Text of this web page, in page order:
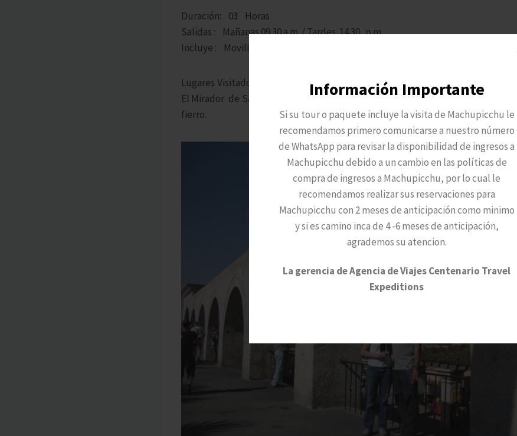
Información Importante
Si su tour o paquete incluye la visita de Machupicchu le
recomendamos primero comunicarse a nuestro número
de WhatsApp para revisar la disponibilidad de ingresos a
Machupicchu debido a un cambio en las políticas de
compra de ingresos a Machupicchu, por lo cual le
recomendamos realizar sus reservaciones para
Machupicchu con 2 meses de anticipación como minimo
y si es camino inca de 4 -6 meses de anticipación,
agrademos su atencion.
La gerencia de Agencia de Viajes Centenario Travel
Expeditions
Duración: 03 Horas
Salidas : Mañanas 09.30 a.m. / Tardes 14.30 p.m.
Incluye : Movilidad, Guía, entradas .
Lugares Visitados: Plaza y Andenería de Paucarpata, Molino de Sabandía, La
El Mirador de Sachada, Mirador de Yanahuara, Mirador de Carmen Alto, La
fierro.